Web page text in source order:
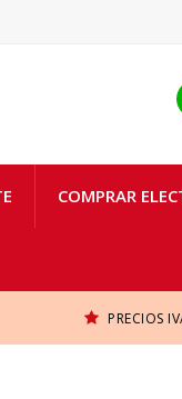
COMPRAR
PRECIOS